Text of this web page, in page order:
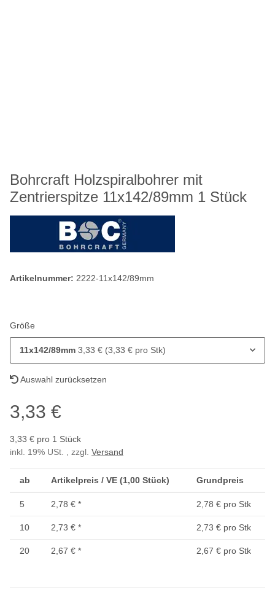
Bohrcraft Holzspiralbohrer mit
Zentrierspitze 11x142/89mm 1 Stück
Artikelnummer: 2222-11x142/89mm
Größe
11x142/89mm 3,33 € (3,33 € pro Stk)
Auswahl zurücksetzen
3,33 €
3,33 € pro 1 Stück
inkl. 19% USt. , zzgl. Versand
ab Artikelpreis / VE (1,00 Stück) Grundpreis
5 2,78 € * 2,78 € pro Stk
10 2,73 € * 2,73 € pro Stk
20 2,67 € * 2,67 € pro Stk